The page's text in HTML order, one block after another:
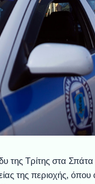
της Τρίτης στα Σπάτα
της περιοχής, όπου